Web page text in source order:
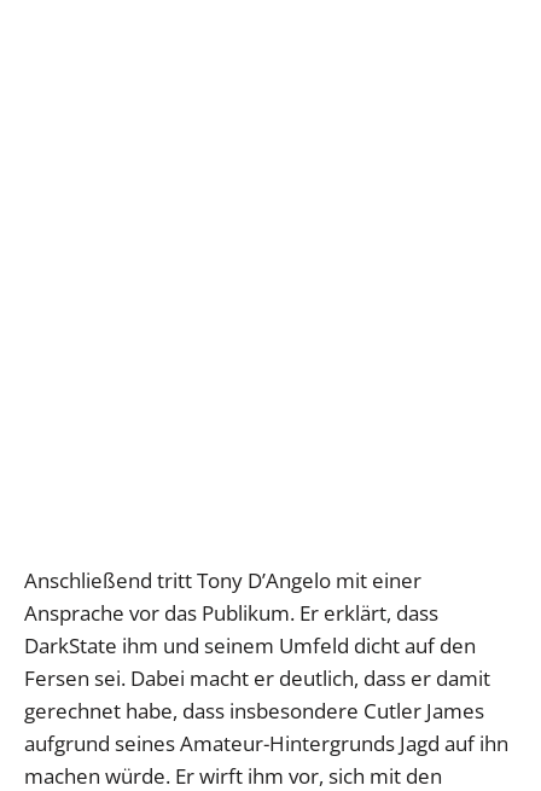
Anschließend tritt Tony D’Angelo mit einer
Ansprache vor das Publikum. Er erklärt, dass
DarkState ihm und seinem Umfeld dicht auf den
Fersen sei. Dabei macht er deutlich, dass er damit
gerechnet habe, dass insbesondere Cutler James
aufgrund seines Amateur-Hintergrunds Jagd auf ihn
machen würde. Er wirft ihm vor, sich mit den